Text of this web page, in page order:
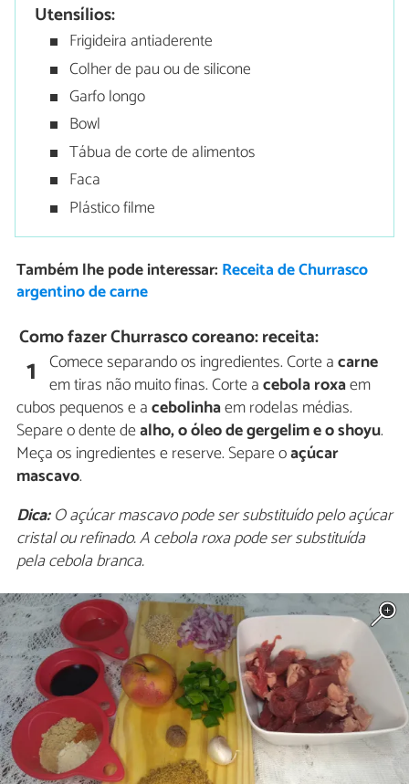
Utensílios:
Frigideira antiaderente
Colher de pau ou de silicone
Garfo longo
Bowl
Tábua de corte de alimentos
Faca
Plástico filme
Também lhe pode interessar: Receita de Churrasco
argentino de carne
Como fazer Churrasco coreano: receita:
1 Comece separando os ingredientes. Corte acarne
em tiras não muito finas. Corte acebola roxaem
cubos pequenos e acebolinhaem rodelas médias.
Separe o dente dealho, o óleo de gergelim e o shoyu.
Meça os ingredientes e reserve. Separe oaçúcar
mascavo.
Dica:O açúcar mascavo pode ser substituído pelo açúcar
cristal ou refinado. A cebola roxa pode ser substituída
pela cebola branca.